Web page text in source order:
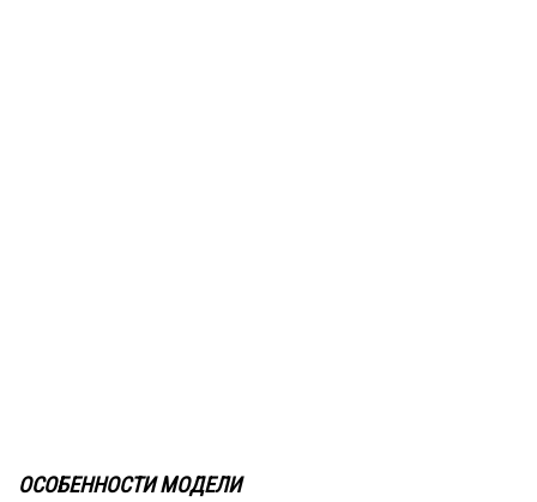
ОСОБЕННОСТИ МОДЕЛИ